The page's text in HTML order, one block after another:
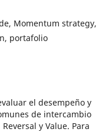
Momentum strategy,
portafolio
el desempeño y
de intercambio
y Value. Para